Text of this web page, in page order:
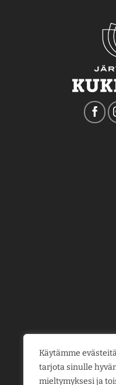
Käytämme
tarjota sinulle
mieltymyksesi ja